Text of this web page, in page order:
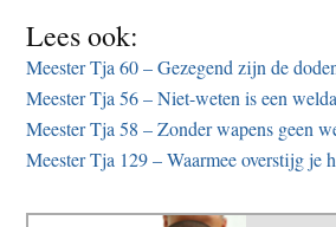
Lees ook:
Meester Tja 60 – Gezegend zijn de
Meester Tja 56 – Niet-weten is een
Meester Tja 58 – Zonder wapens geen
Meester Tja 129 – Waarmee overstijg je